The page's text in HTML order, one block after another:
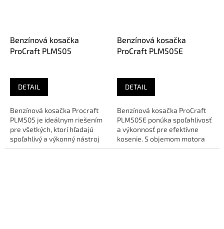
Benzínová kosačka
ProCraft PLM505
DETAIL
Benzínová kosačka Procraft
PLM505 je ideálnym riešením
pre všetkých, ktorí hľadajú
spoľahlivý a výkonný nástroj
na údržbu svojich...
Benzínová kosačka
ProCraft PLM505E
DETAIL
Benzínová kosačka ProCraft
PLM505E ponúka spoľahlivosť
a výkonnosť pre efektívne
kosenie. S objemom motora
173 cm3 je ideálnou voľbou